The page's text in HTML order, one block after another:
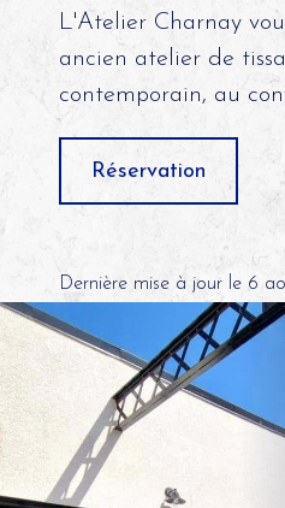
L'Atelier Charnay
ancien atelier de
contemporain, au
Réservation
Dernière mise à jour le 6